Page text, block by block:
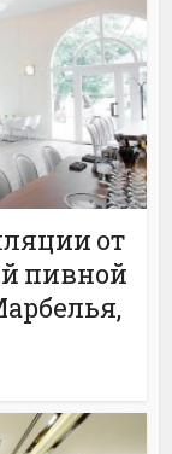
от
пивной